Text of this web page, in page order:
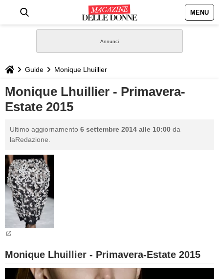
MENU
STILE
BIOGRAFIE
DEFINIZIONI
GASTRONOMIA
CAPELLI
SESSO
BAMBINO
DIETA
Guide Monique Lhuillier
Monique Lhuillier - Primavera-
Estate 2015
Ultimo aggiornamento 6 settembre 2014 alle 10:00 da
laRedazione.
Monique Lhuillier - Primavera-Estate 2015